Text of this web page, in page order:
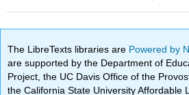
The LibreTexts libraries are Powered by
are supported by the Department of
Project, the UC Davis Office of the
the California State University Affordable